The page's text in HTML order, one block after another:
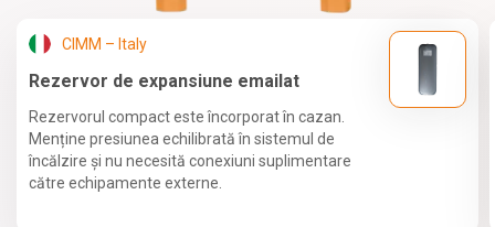
CIMM – Italy
Rezervor de expansiune emailat
Rezervorul compact este încorporat în cazan.
Menține presiunea echilibrată în sistemul de
încălzire și nu necesită conexiuni suplimentare
către echipamente externe.